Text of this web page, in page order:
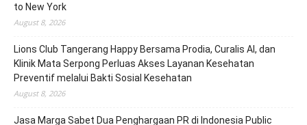
to New York
August 8, 2026
Lions Club Tangerang Happy Bersama Prodia, Curalis AI, dan
Klinik Mata Serpong Perluas Akses Layanan Kesehatan
Preventif melalui Bakti Sosial Kesehatan
August 8, 2026
Jasa Marga Sabet Dua Penghargaan PR di Indonesia Public